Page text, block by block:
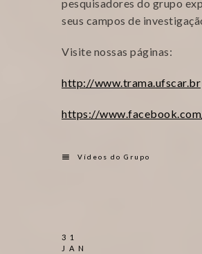
pesquisadores do grupo
seus campos de
Visite nossas páginas:
http://www.trama.ufscar.br
https://
Vídeos do Grupo
31
JAN